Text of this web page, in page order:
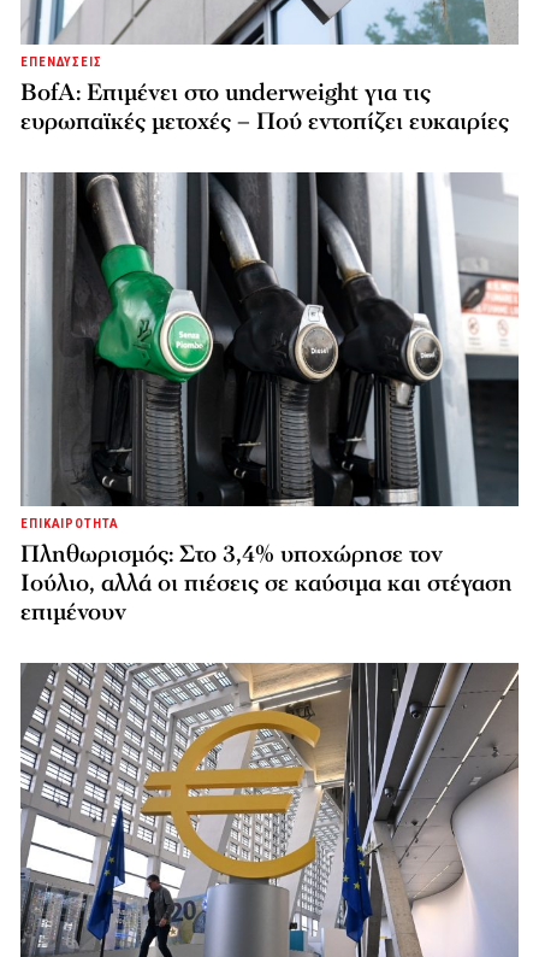
ΕΠΕΝΔΥΣΕΙΣ
BofA: Επιμένει στο underweight για τις
ευρωπαϊκές μετοχές – Πού εντοπίζει ευκαιρίες
ΕΠΙΚΑΙΡΟΤΗΤΑ
Πληθωρισμός: Στο 3,4% υποχώρησε τον
Ιούλιο, αλλά οι πιέσεις σε καύσιμα και στέγαση
επιμένουν